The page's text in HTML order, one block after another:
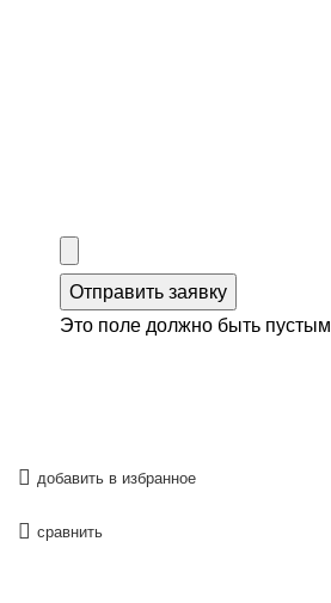
Отправить заявку
Это поле должно быть пустым
добавить в избранное
сравнить